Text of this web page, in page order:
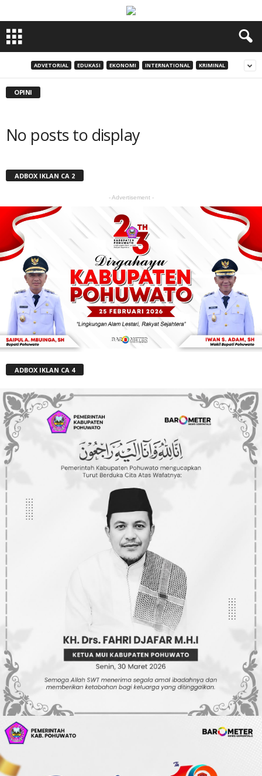
ADVETORIAL EDUKASI EKONOMI INTERNATIONAL KRIMINAL
OPINI
No posts to display
ADBOX IKLAN CA 2
- Advertisement -
ADBOX IKLAN CA 4